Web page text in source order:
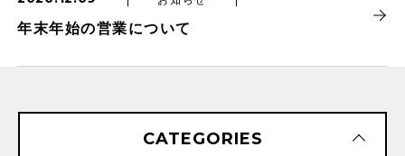
年末年始の営業について
CATEGORIES